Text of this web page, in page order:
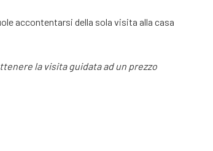
accontentarsi della sola visita alla casa
la visita guidata ad un prezzo